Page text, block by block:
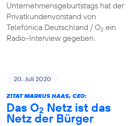
Unternehmensgeburtstags hat der
Privatkundenvorstand von
Telefónica Deutschland / O2ein
Radio-Interview gegeben.
20. Juli 2020
ZITAT MARKUS HAAS, CEO:
Das O2 Netz ist das
Netz der Bürger